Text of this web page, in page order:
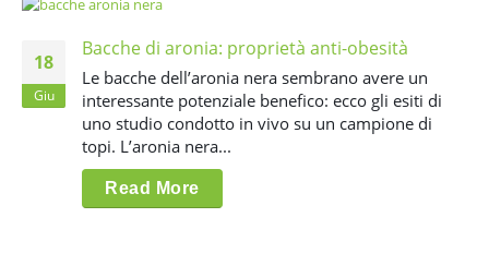
18
Giu
Bacche di aronia: proprietà anti-obesità
Le bacche dell’aronia nera sembrano avere un
interessante potenziale benefico: ecco gli esiti di
uno studio condotto in vivo su un campione di
topi. L’aronia nera...
Read More